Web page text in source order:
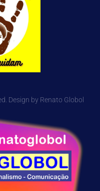
Design by Renato Globol